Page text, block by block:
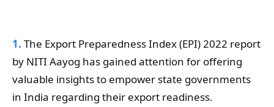
1. The Export Preparedness Index (EPI) 2022 report
by NITI Aayog has gained attention for offering
valuable insights to empower state governments
in India regarding their export readiness.